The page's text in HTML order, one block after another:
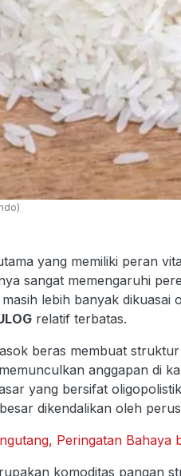
yang memiliki peran
sangat memengaruhi
lebih banyak dikuasai
relatif terbatas.
beras membuat
anggapan di
yang bersifat
dikendalikan oleh
Peringatan Bahaya
komoditas pangan